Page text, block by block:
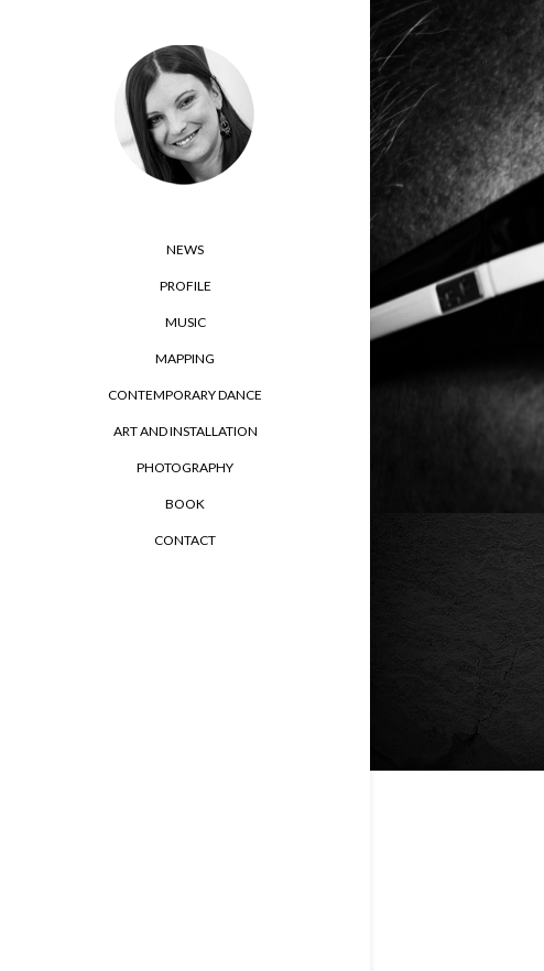
NEWS
PROFILE
MUSIC
MAPPING
CONTEMPORARY DANCE
ART AND INSTALLATION
PHOTOGRAPHY
BOOK
CONTACT